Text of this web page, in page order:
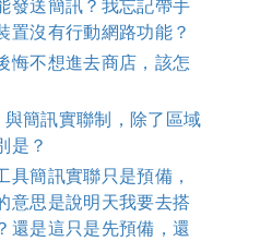
發送簡訊？我忘記帶手
置沒有行動網路功能？
悔不想進去商店，該怎
簡訊實聯制，除了區域
是？
具簡訊實聯只是預備，
意思是說明天我要去搭
還是這只是先預備，還